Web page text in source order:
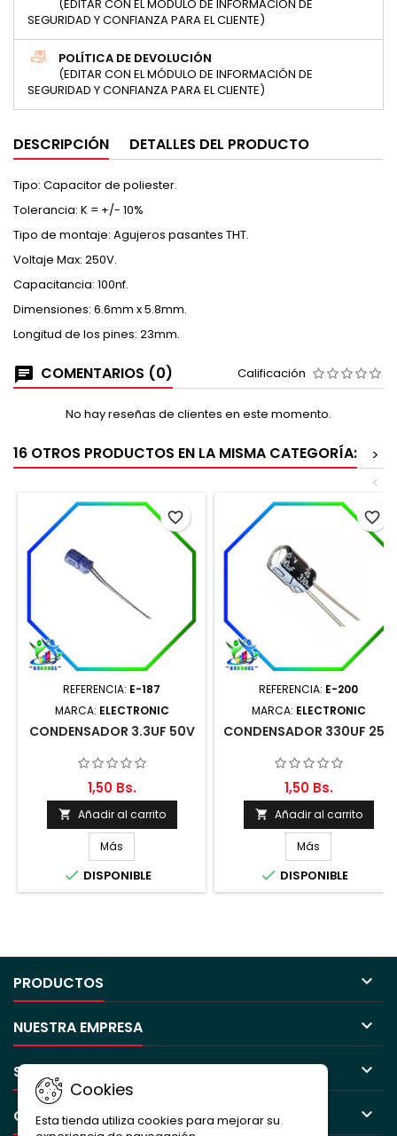
(EDITAR CON EL MÓDULO DE INFORMACIÓN DE
SEGURIDAD Y CONFIANZA PARA EL CLIENTE)
POLÍTICA DE DEVOLUCIÓN
(EDITAR CON EL MÓDULO DE INFORMACIÓN DE
SEGURIDAD Y CONFIANZA PARA EL CLIENTE)
DESCRIPCIÓN DETALLES DEL PRODUCTO
Tipo: Capacitor de poliester.
Tolerancia: K = +/- 10%
Tipo de montaje: Agujeros pasantes THT.
Voltaje Max: 250V.
Capacitancia: 100nf.
Dimensiones: 6.6mm x 5.8mm.
Longitud de los pines: 23mm.
COMENTARIOS (0) Calificación
No hay reseñas de clientes en este momento.
16 OTROS PRODUCTOS EN LA MISMA CATEGORÍA:
>
<
REFERENCIA: E-187
MARCA: ELECTRONIC
CONDENSADOR 3.3UF 50V
1,50 Bs.
 Añadir al carrito
Más
 DISPONIBLE
favorite_border
REFERENCIA: E-200
MARCA: ELECTRONIC
CONDENSADOR 330UF 25V
1,50 Bs.
 Añadir al carrito
Más
 DISPONIBLE
favorite_border
PRODUCTOS 
NUESTRA EMPRESA 
SU CUENTA 
CONTACTO 
Cookies
Esta tienda utiliza cookies para mejorar su